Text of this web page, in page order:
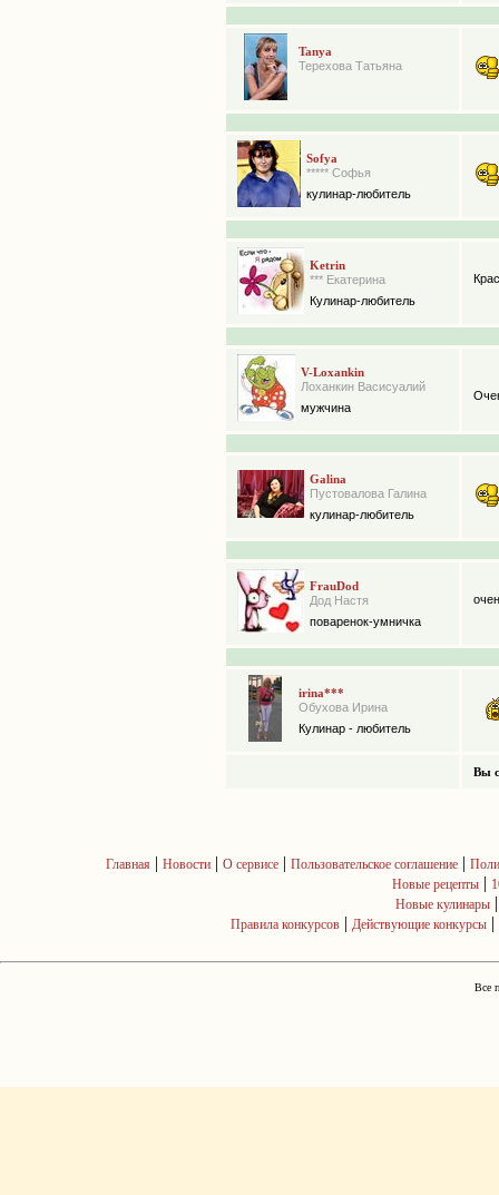
Tanya
Терехова Татьяна
Sofya
***** Софья
кулинар-любитель
Ketrin
*** Екатерина
Кулинар-любитель
V-Loxankin
Лоханкин Васисуалий
мужчина
Galina
Пустовалова Галина
кулинар-любитель
FrauDod
Дод Настя
поваренок-умничка
irina***
Обухова Ирина
Кулинар - любитель
Вы
Главная | Новости| О сервисе| Пользовательское соглашение|
Новые рецепты |
Новые кулинары
Правила конкурсов | Действующие конкурсы |
Все